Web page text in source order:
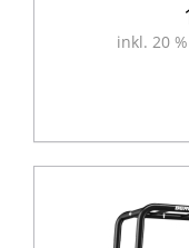
inkl. 20